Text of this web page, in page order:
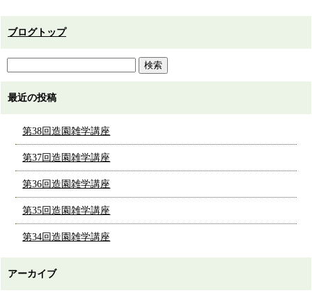
ブログトップ
最近の投稿
第38回造園雑学講座
第37回造園雑学講座
第36回造園雑学講座
第35回造園雑学講座
第34回造園雑学講座
アーカイブ